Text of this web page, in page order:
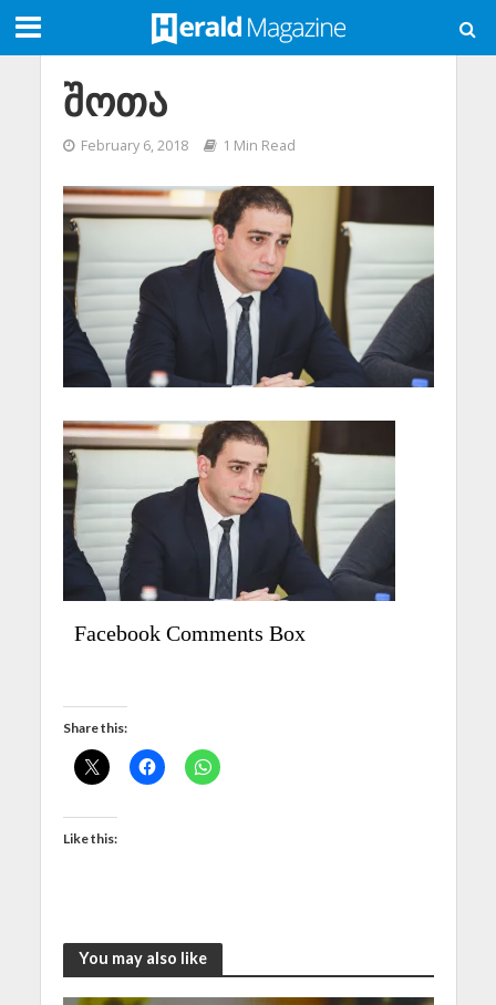
შოთა
February 6, 2018 1 Min Read
Facebook Comments Box
Share this:
Like this:
You may also like